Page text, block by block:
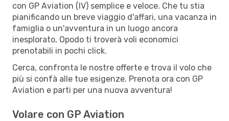
con GP Aviation (IV) semplice e veloce. Che tu stia
pianificando un breve viaggio d'affari, una vacanza in
famiglia o un'avventura in un luogo ancora
inesplorato, Opodo ti troverà voli economici
prenotabili in pochi click.
Cerca, confronta le nostre offerte e trova il volo che
più si confà alle tue esigenze. Prenota ora con GP
Aviation e parti per una nuova avventura!
Volare con GP Aviation